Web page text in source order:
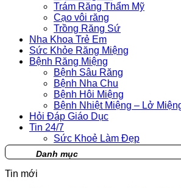
Trám Răng Thẩm Mỹ
Cạo vôi răng
Trồng Răng Sứ
Nha Khoa Trẻ Em
Sức Khỏe Răng Miệng
Bệnh Răng Miệng
Bệnh Sâu Răng
Bệnh Nha Chu
Bệnh Hôi Miệng
Bệnh Nhiệt Miệng – Lở
Hỏi Đáp Giáo Dục
Tin 24/7
Sức Khoẻ Làm Đẹp
Danh mục
Tin mới